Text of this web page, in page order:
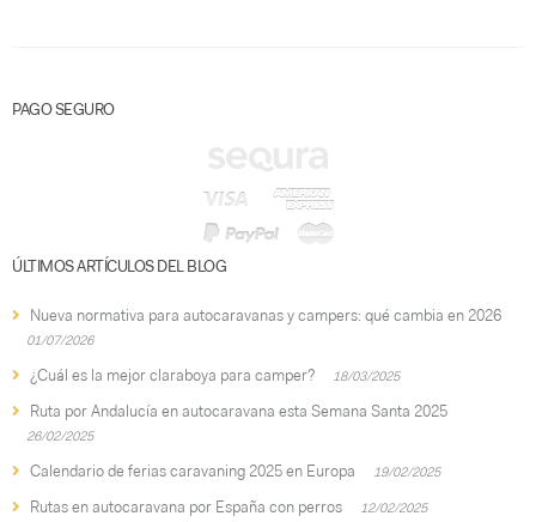
PAGO SEGURO
ÚLTIMOS ARTÍCULOS DEL BLOG
Nueva normativa para autocaravanas y campers: qué cambia en 2026
01/07/2026
¿Cuál es la mejor claraboya para camper? 18/03/2025
Ruta por Andalucía en autocaravana esta Semana Santa 2025
26/02/2025
Calendario de ferias caravaning 2025 en Europa 19/02/2025
Rutas en autocaravana por España con perros 12/02/2025